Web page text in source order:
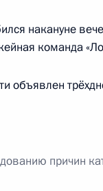
поручений,
Президента в
Президента в
накануне
команда
объявлен
причин